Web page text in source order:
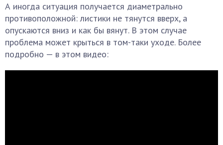
А иногда ситуация получается диаметрально
противоположной: листики не тянутся вверх, а
опускаются вниз и как бы вянут. В этом случае
проблема может крыться в том-таки уходе. Более
подробно — в этом видео: